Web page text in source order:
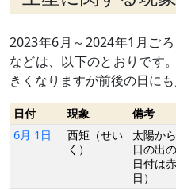
2023年6月～2024年1月ご
などは、以下のとおりです
きくなりますが前後の日にも
日付 現象
備考
6月 1日
西矩（せい
く）
太陽か
日の出
日付は
日）